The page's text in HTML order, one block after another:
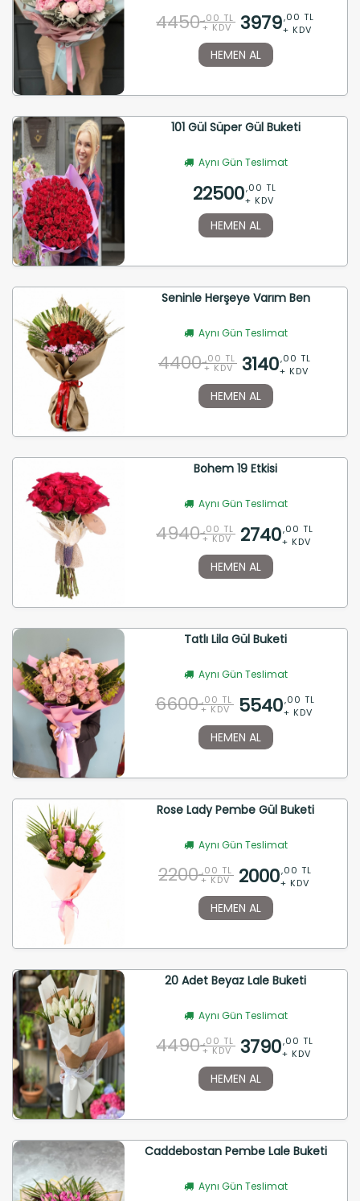
4450 ,00 TL
+ KDV 3979,00 TL
+ KDV
HEMEN AL
101 Gül Süper Gül Buketi
Aynı Gün Teslimat
22500,00 TL
+ KDV
HEMEN AL
Seninle Herşeye Varım Ben
Aynı Gün Teslimat
4400 ,00 TL
+ KDV 3140,00 TL
+ KDV
HEMEN AL
Bohem 19 Etkisi
Aynı Gün Teslimat
4940 ,00 TL
+ KDV 2740,00 TL
+ KDV
HEMEN AL
Tatlı Lila Gül Buketi
Aynı Gün Teslimat
6600 ,00 TL
+ KDV 5540,00 TL
+ KDV
HEMEN AL
Rose Lady Pembe Gül Buketi
Aynı Gün Teslimat
2200 ,00 TL
+ KDV 2000,00 TL
+ KDV
HEMEN AL
20 Adet Beyaz Lale Buketi
Aynı Gün Teslimat
4490 ,00 TL
+ KDV 3790,00 TL
+ KDV
HEMEN AL
Caddebostan Pembe Lale Buketi
Aynı Gün Teslimat